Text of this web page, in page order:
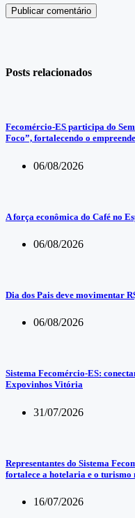
Publicar comentário
Posts relacionados
Fecomércio-ES participa do
Foco”, fortalecendo o
06/08/2026
A força econômica do Café no
06/08/2026
Dia dos Pais deve movimentar
06/08/2026
Sistema Fecomércio-ES:
Expovinhos Vitória
31/07/2026
Representantes do Sistema
fortalece a hotelaria e o turismo
16/07/2026